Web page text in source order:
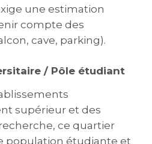
une estimation
compte des
cave, parking).
/ Pôle étudiant
supérieur et des
ce quartier
population étudiante et